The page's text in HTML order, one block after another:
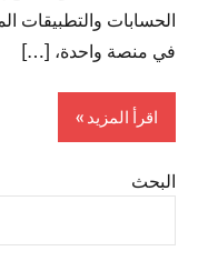
الحسابات والتطبيقات
في منصة واحدة، […]
اقرأ المزيد
Internet
البحث